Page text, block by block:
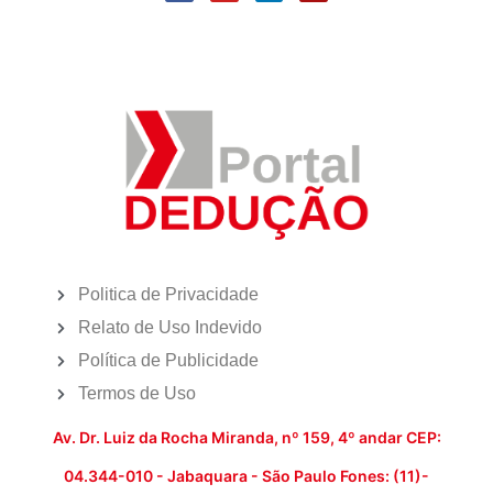
Politica de Privacidade
Relato de Uso Indevido
Política de Publicidade
Termos de Uso
Av. Dr. Luiz da Rocha Miranda, nº 159, 4º andar CEP:
04.344-010 - Jabaquara - São Paulo Fones: (11)-